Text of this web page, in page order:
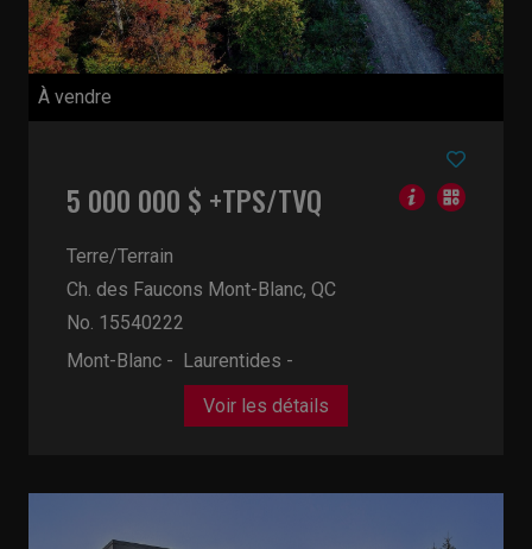
À vendre
5 000 000 $ +TPS/TVQ
Terre/Terrain
Ch. des Faucons Mont-Blanc, QC
No. 15540222
Mont-Blanc - Laurentides -
Voir les détails